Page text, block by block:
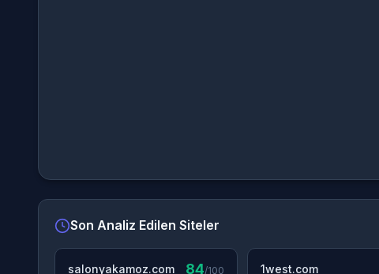
Son Analiz Edilen Siteler
salonyakamoz.com 84/100 1west.com